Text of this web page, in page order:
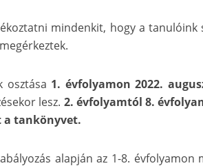
mindenkit, hogy a
osztása 1. évfolyamon 2022.
lesz. 2. évfolyamtól 8.
a tankönyvet.
alapján az 1-8.